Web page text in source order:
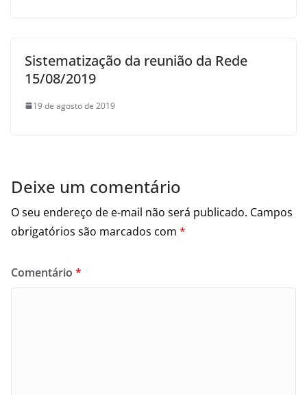
Sistematização da reunião da Rede
15/08/2019
19 de agosto de 2019
Deixe um comentário
O seu endereço de e-mail não será publicado. Campos
obrigatórios são marcados com *
Comentário *